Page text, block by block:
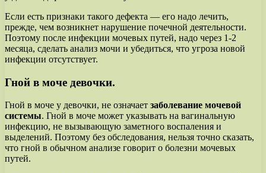
Если есть признаки такого дефекта — его надо лечить,
прежде, чем возникнет нарушение почечной деятельности.
Поэтому после инфекции мочевых путей, надо через 1-2
месяца, сделать анализ мочи и убедиться, что угроза новой
инфекции отсутствует.
Гной в моче девочки.
Гной в моче у девочки, не означает заболевание мочевой
системы. Гной в моче может указывать на вагинальную
инфекцию, не вызывающую заметного воспаления и
выделений. Поэтому без обследования, нельзя точно сказать,
что гной в обычном анализе говорит о болезни мочевых
путей.